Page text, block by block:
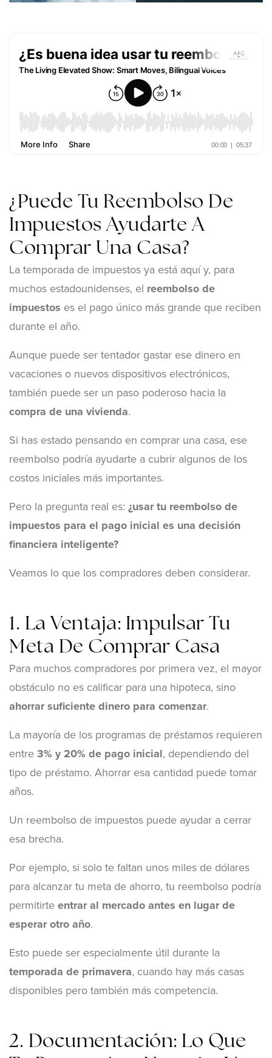
¿Puede Tu Reembolso De
Impuestos Ayudarte A
Comprar Una Casa?
La temporada de impuestos ya está aquí y, para
muchos estadounidenses, el reembolso de
impuestos es el pago único más grande que reciben
durante el año.
Aunque puede ser tentador gastar ese dinero en
vacaciones o nuevos dispositivos electrónicos,
también puede ser un paso poderoso hacia la
compra de una vivienda.
Si has estado pensando en comprar una casa, ese
reembolso podría ayudarte a cubrir algunos de los
costos iniciales más importantes.
Pero la pregunta real es: ¿usar tu reembolso de
impuestos para el pago inicial es una decisión
financiera inteligente?
Veamos lo que los compradores deben considerar.
1. La Ventaja: Impulsar Tu
Meta De Comprar Casa
Para muchos compradores por primera vez, el mayor
obstáculo no es calificar para una hipoteca, sino
ahorrar suficiente dinero para comenzar.
La mayoría de los programas de préstamos requieren
entre3% y 20% de pago inicial, dependiendo del
tipo de préstamo. Ahorrar esa cantidad puede tomar
años.
Un reembolso de impuestos puede ayudar a cerrar
esa brecha.
Por ejemplo, si solo te faltan unos miles de dólares
para alcanzar tu meta de ahorro, tu reembolso podría
permitirteentrar al mercado antes en lugar de
esperar otro año.
Esto puede ser especialmente útil durante la
temporada de primavera, cuando hay más casas
disponibles pero también más competencia.
2. Documentación: Lo Que